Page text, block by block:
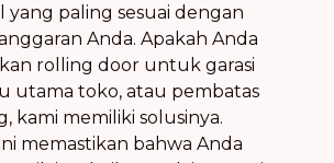
yang paling sesuai dengan
Anda. Apakah Anda
rolling door untuk garasi
utama toko, atau pembatas
kami memiliki solusinya.
memastikan bahwa Anda